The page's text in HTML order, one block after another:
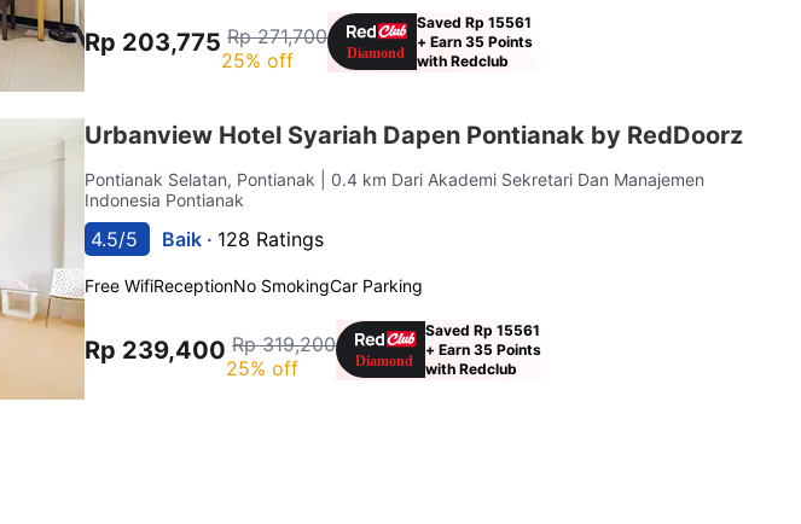
Rp 203,775 Rp 271,700
25% off
Saved Rp 15561
+ Earn 35 Points
with Redclub
Urbanview Hotel Syariah Dapen Pontianak by RedDoorz
Pontianak Selatan, Pontianak
| 0.4 km Dari Akademi Sekretari Dan Manajemen
Indonesia Pontianak
4.5/5 Baik · 128 Ratings
Free WifiReceptionNo SmokingCar Parking
Rp 239,400 Rp 319,200
25% off
Saved Rp 15561
+ Earn 35 Points
with Redclub